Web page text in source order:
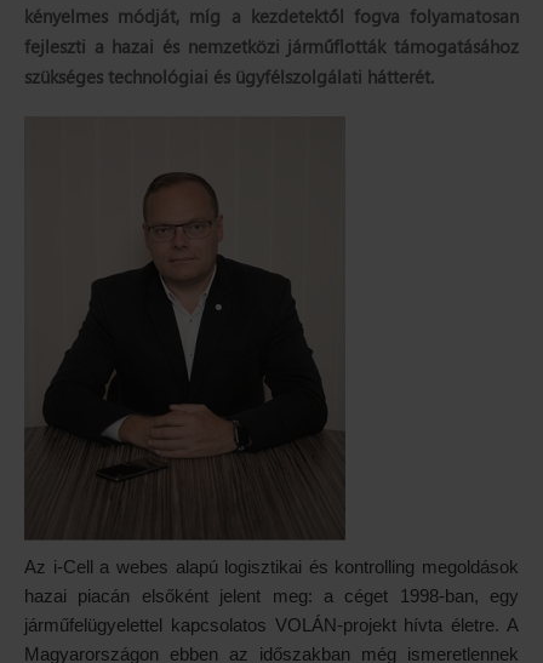
kényelmes módját, míg a kezdetektől fogva folyamatosan
fejleszti a hazai és nemzetközi járműflották támogatásához
szükséges technológiai és ügyfélszolgálati hátterét.
Az i-Cell a webes alapú logisztikai és kontrolling megoldások
hazai piacán elsőként jelent meg: a céget 1998-ban, egy
járműfelügyelettel kapcsolatos VOLÁN-projekt hívta életre. A
Magyarországon ebben az időszakban még ismeretlennek